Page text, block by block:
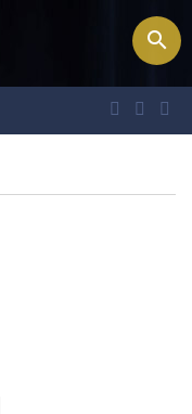
search